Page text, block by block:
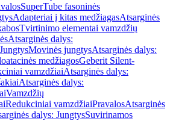
SuperTube fasoninės
Adapteriai į kitas medžiagasAtsarginės
Tvirtinimo elementai vamzdžių
Atsarginės dalys:
Movinės jungtysAtsarginės dalys:
medžiagosGeberit Silent-
vamzdžiaiAtsarginės dalys:
Atsarginės dalys:
Vamzdžių
Redukciniai vamzdžiaiPravalosAtsarginės
dalys: JungtysSuvirinamos